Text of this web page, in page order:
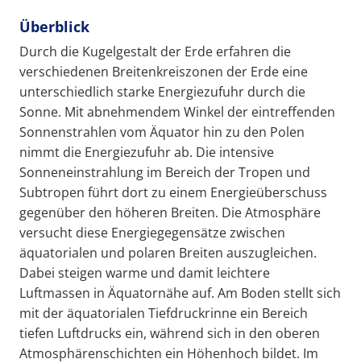
Überblick
Durch die Kugelgestalt der Erde erfahren die
verschiedenen Breitenkreiszonen der Erde eine
unterschiedlich starke Energiezufuhr durch die
Sonne. Mit abnehmendem Winkel der eintreffenden
Sonnenstrahlen vom Äquator hin zu den Polen
nimmt die Energiezufuhr ab. Die intensive
Sonneneinstrahlung im Bereich der Tropen und
Subtropen führt dort zu einem Energieüberschuss
gegenüber den höheren Breiten. Die Atmosphäre
versucht diese Energiegegensätze zwischen
äquatorialen und polaren Breiten auszugleichen.
Dabei steigen warme und damit leichtere
Luftmassen in Äquatornähe auf. Am Boden stellt sich
mit der äquatorialen Tiefdruckrinne ein Bereich
tiefen Luftdrucks ein, während sich in den oberen
Atmosphärenschichten ein Höhenhoch bildet. Im